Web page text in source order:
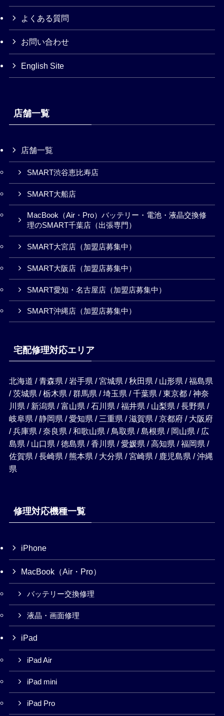
よくある質問
お問い合わせ
English Site
店舗一覧
店舗一覧
SMART渋谷恵比寿店
SMART大船店
MacBook（Air・Pro）バッテリー・電池・液晶交換修
理のSMART千葉店（出張専門）
SMART大宮店（加盟店募集中）
SMART大阪店（加盟店募集中）
SMART愛知・名古屋店（加盟店募集中）
SMART沖縄店（加盟店募集中）
宅配修理対応エリア
北海道 / 青森県 / 岩手県 / 宮城県 / 秋田県 / 山形県 / 福島県
/ 茨城県 / 栃木県 / 群馬県 / 埼玉県 / 千葉県 / 東京都 / 神奈
川県 / 新潟県 / 富山県 / 石川県 / 福井県 / 山梨県 / 長野県 /
岐阜県 / 静岡県 / 愛知県 / 三重県 / 滋賀県 / 京都府 / 大阪府
/ 兵庫県 / 奈良県 / 和歌山県 / 鳥取県 / 島根県 / 岡山県 / 広
島県 / 山口県 / 徳島県 / 香川県 / 愛媛県 / 高知県 / 福岡県 /
佐賀県 / 長崎県 / 熊本県 / 大分県 / 宮崎県 / 鹿児島県 / 沖縄
県
修理対応機種一覧
iPhone
MacBook（Air・Pro）
バッテリー交換修理
液晶・画面修理
iPad
iPad Air
iPad mini
iPad Pro